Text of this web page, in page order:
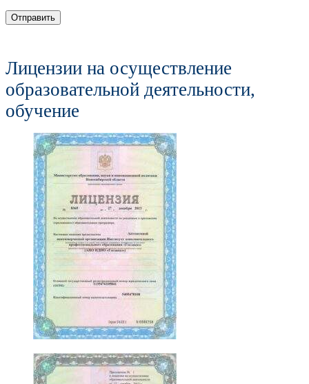
Отправить
Лицензии на осуществление
образовательной деятельности,
обучение